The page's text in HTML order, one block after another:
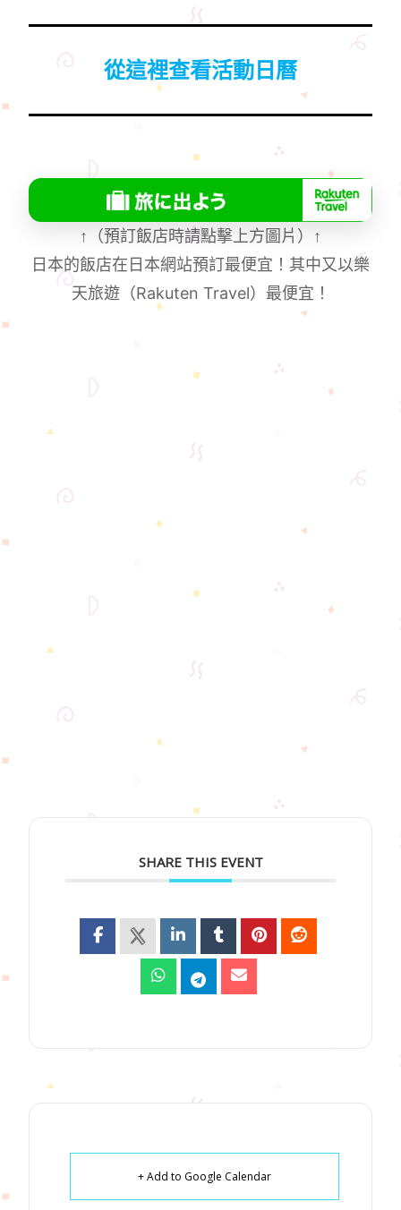
從這裡查看活動日曆
↑ （預訂飯店時請點擊上方圖片） ↑
日本的飯店在日本網站預訂最便宜！其中又以樂
天旅遊（Rakuten Travel）最便宜！
SHARE THIS EVENT
+ Add to Google Calendar